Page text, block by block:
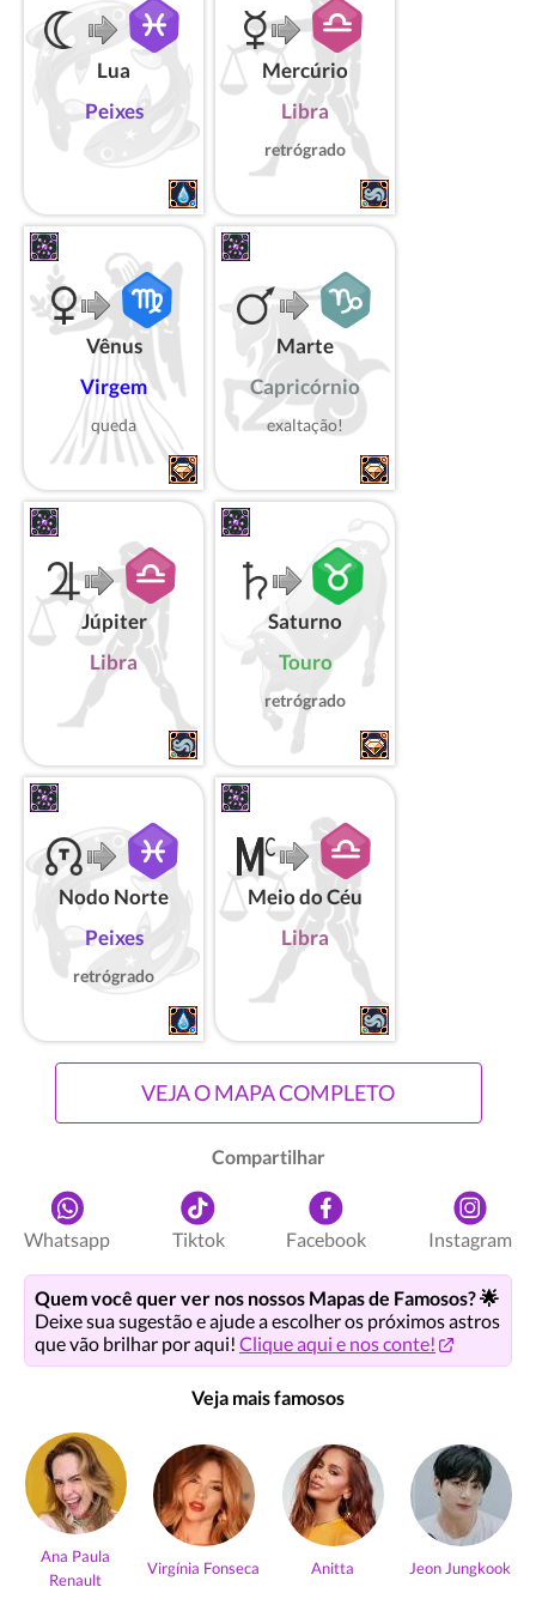
Lua
Peixes
Mercúrio
Libra
retrógrado
Vênus
Virgem
queda
Marte
Capricórnio
exaltação!
Júpiter
Libra
Saturno
Touro
retrógrado
Nodo Norte
Peixes
retrógrado
Meio do Céu
Libra
VEJA O MAPA COMPLETO
Compartilhar
Whatsapp Tiktok Facebook Instagram
Quem você quer ver nos nossos Mapas de Famosos? 🌟
Deixe sua sugestão e ajude a escolher os próximos astros
que vão brilhar por aqui! Clique aqui e nos conte!
Veja mais famosos
Ana Paula
Renault
Virgínia Fonseca Anitta Jeon Jungkook